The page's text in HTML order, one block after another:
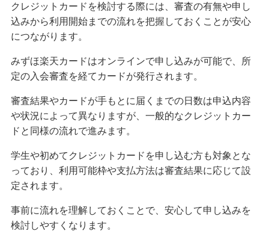
クレジットカードを検討する際には、審査の有無や申し
込みから利用開始までの流れを把握しておくことが安心
につながります。
みずほ楽天カードはオンラインで申し込みが可能で、所
定の入会審査を経てカードが発行されます。
審査結果やカードが手もとに届くまでの日数は申込内容
や状況によって異なりますが、一般的なクレジットカー
ドと同様の流れで進みます。
学生や初めてクレジットカードを申し込む方も対象とな
っており、利用可能枠や支払方法は審査結果に応じて設
定されます。
事前に流れを理解しておくことで、安心して申し込みを
検討しやすくなります。